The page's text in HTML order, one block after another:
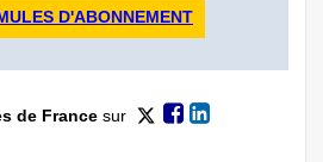
D'ABONNEMENT
de Francesur